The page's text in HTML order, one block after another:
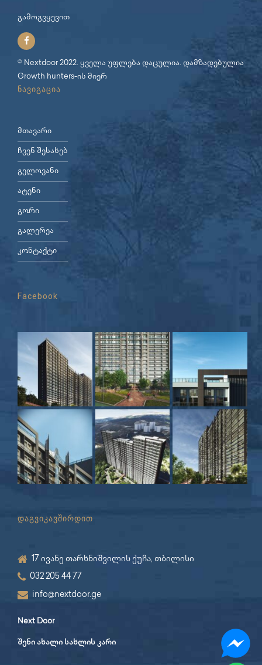
გამოგვყევით
© Nextdoor 2022. ყველა უფლება დაცულია. დამზადებულია
Growth hunters-ის მიერ
ნავიგაცია
მთავარი
ჩვენ შესახებ
გელოვანი
ატენი
გორი
გალერეა
კონტაქტი
Facebook
დაგვიკავშირდით
17 ივანე თარხნიშვილის ქუჩა, თბილისი
032 205 44 77
info@nextdoor.ge
Next Door
შენი ახალი სახლის კარი